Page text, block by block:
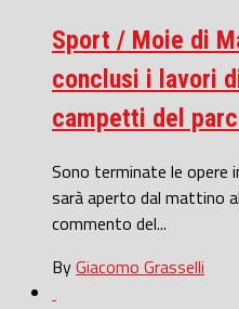
Sport / Moie di
conclusi i lavori
campetti del
Sono terminate le opere
sarà aperto dal mattino
commento del...
ByGiacomo Grasselli